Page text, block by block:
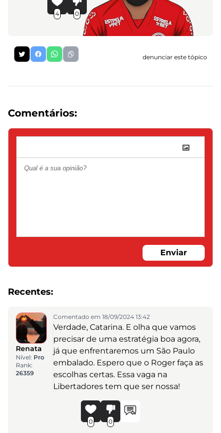
4 0
denunciar este tópico
Comentários:
Enviar
Recentes:
Renata
Nível: Pro
Rank:
26359
Comentado em 18/09/2024 13:42
Verdade, Catarina. E olha que vamos
precisar de uma estratégia boa agora,
já que enfrentaremos um São Paulo
embalado. Espero que o Roger faça as
escolhas certas. Essa vaga na
Libertadores tem que ser nossa!
0 0